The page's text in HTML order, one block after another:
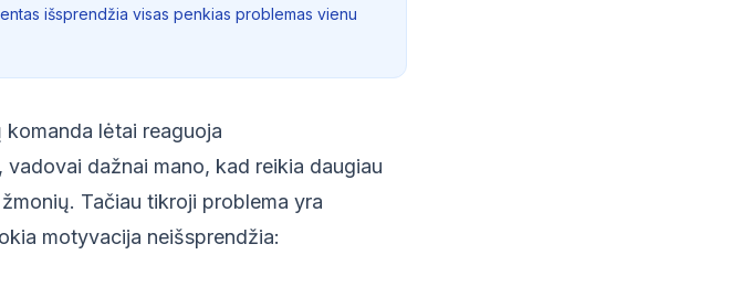
išsprendžia visas penkias problemas vienu
lėtai reaguoja
dažnai mano, kad reikia daugiau
Tačiau tikroji problema yra
motyvacija neišsprendžia: